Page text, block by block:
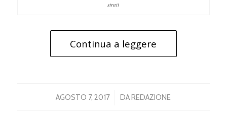
strati
Continua a leggere
AGOSTO 7, 2017
/ DAREDAZIONE